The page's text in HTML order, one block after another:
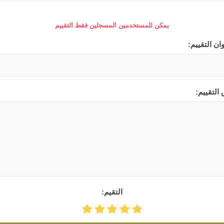
يمكن للمستخدمين المسجلين فقط التقييم
التقييم:
التقيم: